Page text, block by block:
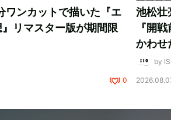
ワンカットで描いた『エ
リマスター版が期間限
0
池松壮
『開
かわせ
by